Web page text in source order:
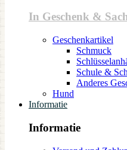
In Geschenk &
Geschenkartikel
Schmuck
Schule &
Anderes
Hund
Informatie
Informatie